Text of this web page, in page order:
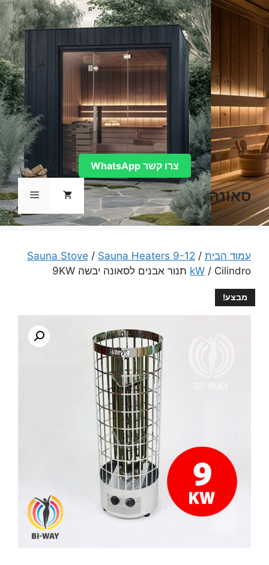
לדלג
לתוכן
סאונה תפריט
צרו קשר WhatsApp
עמוד הבית /
Sauna Stove / Sauna Heaters 9-12
kW / Cilindro תנור אבנים לסאונה יבשה 9KW
מבצע!